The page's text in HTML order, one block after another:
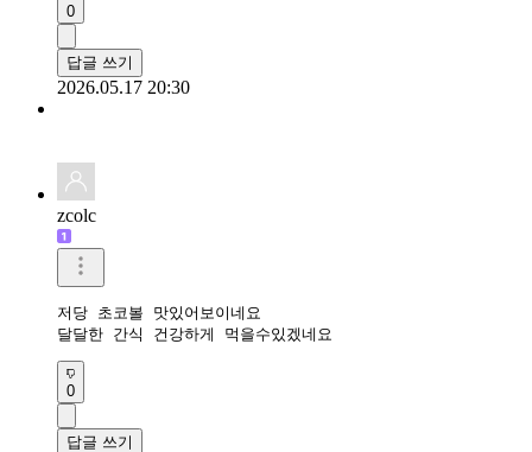
0
답글 쓰기
2026.05.17 20:30
zcolc
저당 초코볼 맛있어보이네요
달달한 간식 건강하게 먹을수있겠네요
0
답글 쓰기